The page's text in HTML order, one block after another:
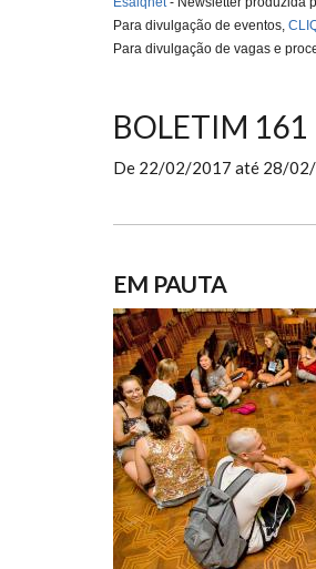
Para divulgação de eventos,
Para divulgação de vagas e
BOLETIM 161
De 22/02/2017 até 28/
EM PAUTA